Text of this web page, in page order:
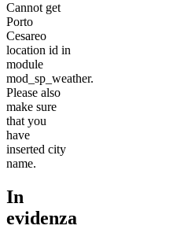
Cannot get
Porto
Cesareo
location id in
module
mod_sp_weather.
Please also
make sure
that you
have
inserted city
name.
In
evidenza